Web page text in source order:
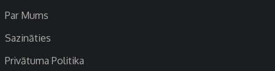
Par Mums
Sazināties
Privātuma Politika